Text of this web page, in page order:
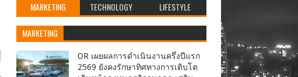
MARKETING TECHNOLOGY LIFESTYLE
MARKETING
OR เผยผลการดำเนินงานครึ่งปีแรก
2569 ยังคงรักษาทิศทางการเติบโต